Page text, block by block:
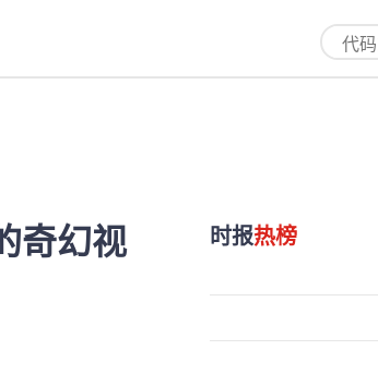
享视听盛宴!-红利来
奇幻视
时报热榜